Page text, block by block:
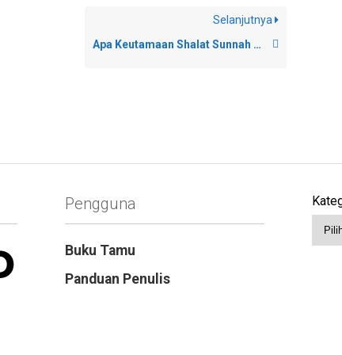
Selanjutnya
Apa Keutamaan Shalat Sunnah di Rumah?
Pengguna
Buku Tamu
Panduan Penulis